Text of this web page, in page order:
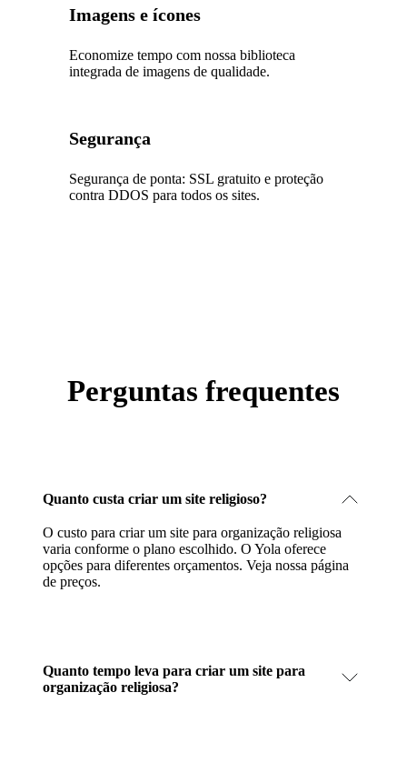
Imagens e ícones
Economize tempo com nossa biblioteca
integrada de imagens de qualidade.
Segurança
Segurança de ponta: SSL gratuito e proteção
contra DDOS para todos os sites.
Perguntas frequentes
Quanto custa criar um site religioso?
O custo para criar um site para organização religiosa
varia conforme o plano escolhido. O Yola oferece
opções para diferentes orçamentos. Veja nossa página
de preços.
Quanto tempo leva para criar um site para
organização religiosa?